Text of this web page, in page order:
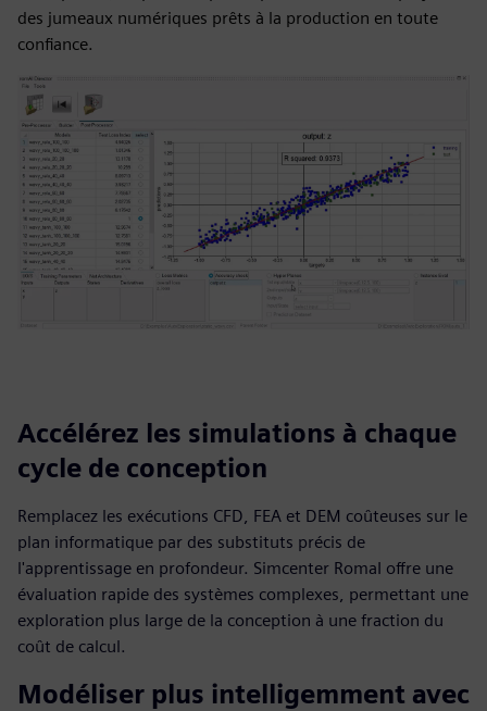
des jumeaux numériques prêts à la production en toute
confiance.
Accélérez les simulations à chaque
cycle de conception
Remplacez les exécutions CFD, FEA et DEM coûteuses sur le
plan informatique par des substituts précis de
l'apprentissage en profondeur. Simcenter RomaI offre une
évaluation rapide des systèmes complexes, permettant une
exploration plus large de la conception à une fraction du
coût de calcul.
Modéliser plus intelligemment avec